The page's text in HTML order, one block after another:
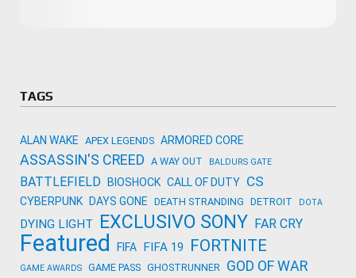
TAGS
ALAN WAKE APEX LEGENDS ARMORED CORE
ASSASSIN'S CREED A WAY OUT BALDURS GATE
BATTLEFIELD BIOSHOCK CALL OF DUTY CS
CYBERPUNK DAYS GONE DEATH STRANDING DETROIT DOTA
DYING LIGHT EXCLUSIVO SONY FAR CRY
Featured FIFA FIFA 19 FORTNITE
GAME AWARDS GAME PASS GHOSTRUNNER GOD OF WAR